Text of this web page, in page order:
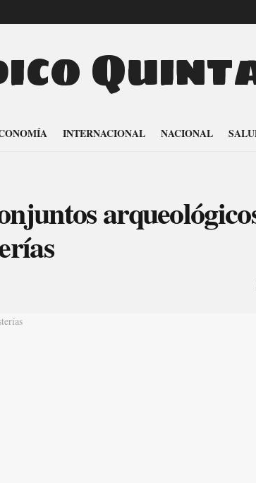
INTERNACIONAL NACIONAL